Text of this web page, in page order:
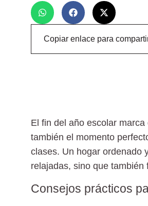
Copiar enlace para
El fin del año escolar
también el momento
clases. Un hogar ordenado
relajadas, sino que también
Consejos prácticos